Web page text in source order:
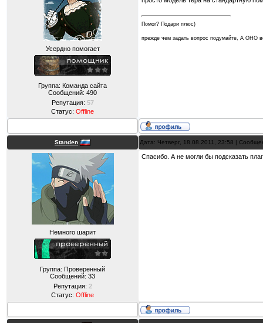
Усердно помогает
Группа: Команда сайта
Сообщений: 490
Репутация: 57
Статус: Offline
Помог? Подари плюс)
прежде чем задать вопрос подумайте, А
Standen Дата: Четверг, 18.08.2011, 23:58 |
Немного шарит
Группа: Проверенный
Сообщений: 33
Репутация: 2
Статус: Offline
Спасибо. А не могли бы подсказать